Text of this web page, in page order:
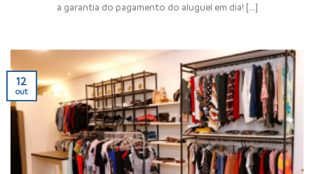
a garantia do pagamento do aluguel em dia! [...]
12
out